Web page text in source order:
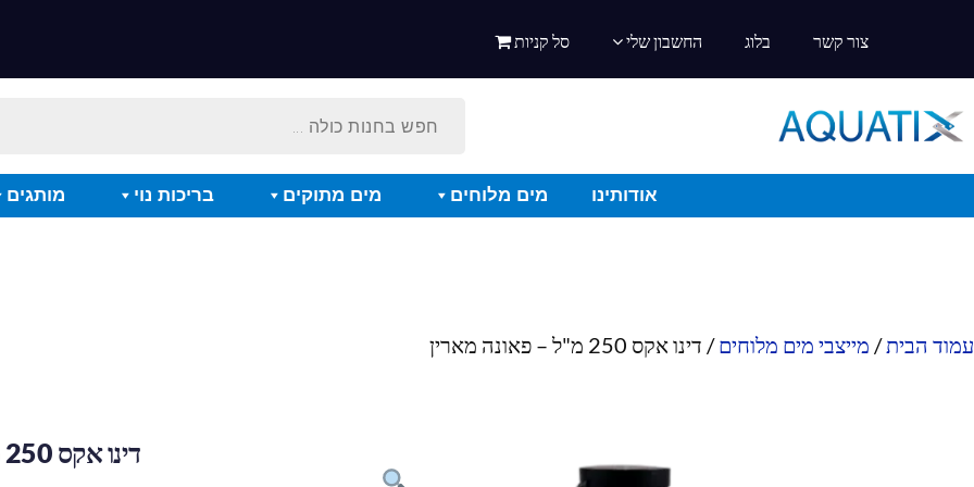
צור קשר בלוג החשבון שלי סל קניות
אודותינו מים מלוחים מים מתוקים בריכות נוי מותגים
עמוד הבית/ מייצבי מים מלוחים/ דינו אקס 250 מ"ל – פאונה מארין
דינו אקס 250 מ"ל – פאונה מארין